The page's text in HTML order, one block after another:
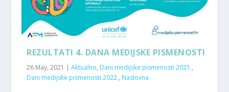
REZULTATI 4. DANA MEDIJSKE PISMENOSTI
26 May, 2021 |Aktualno, Dani medijske pismenosti 2021.,
Dani medijske pismenosti 2022., Naslovna